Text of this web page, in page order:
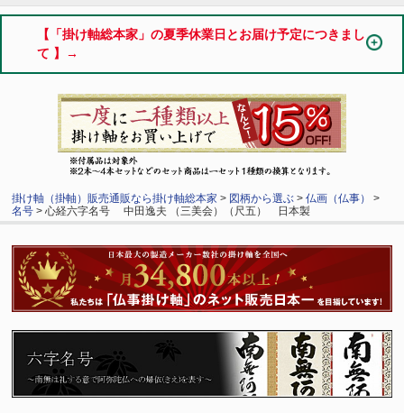
【「掛け軸総本家」の夏季休業日とお届け予定につきまし
て 】→
掛け軸（掛軸）販売通販なら掛け軸総本家 > 図柄から選ぶ >仏画（仏事）
>
名号 > 心経六字名号 中田逸夫 （三美会）（尺五） 日本製